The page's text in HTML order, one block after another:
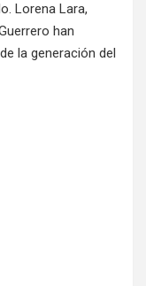
Lorena Lara,
han
la generación del